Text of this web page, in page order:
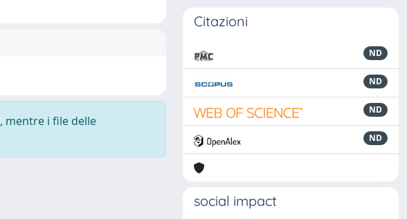
, mentre i file delle
Citazioni
ND
ND
ND
ND
social impact